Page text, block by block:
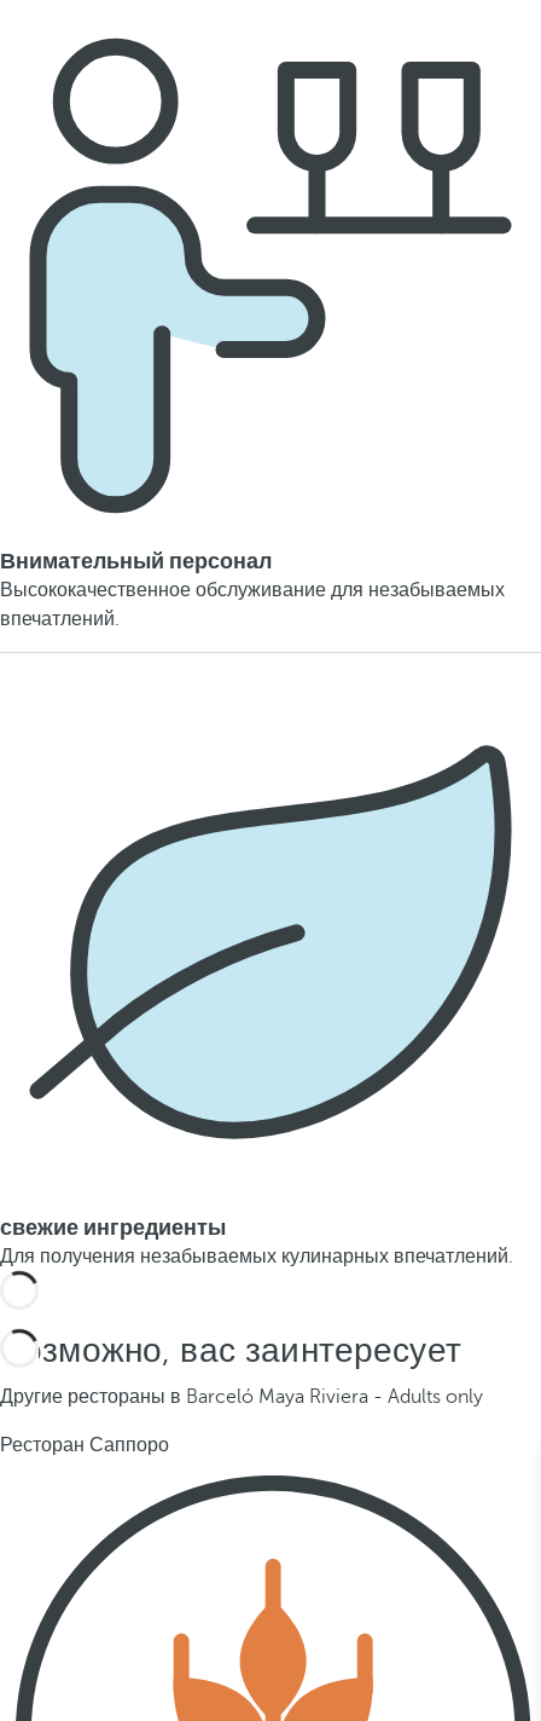
Внимательный персонал
Высококачественное обслуживание для незабываемых
впечатлений.
свежие ингредиенты
Для получения незабываемых кулинарных впечатлений.
Возможно, вас заинтересует
Другие рестораны в Barceló Maya Riviera - Adults only
Ресторан Саппоро